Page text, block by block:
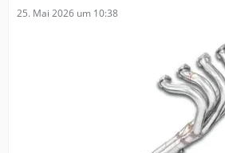
25. Mai 2026 um 10:38